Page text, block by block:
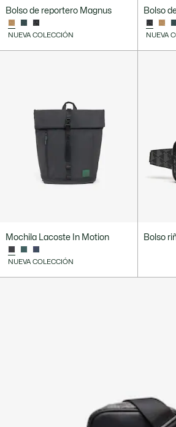
Bolso de reportero Magnus
NUEVA COLECCIÓN
Bolso
NUEVA
Mochila Lacoste In Motion
NUEVA COLECCIÓN
Bolso